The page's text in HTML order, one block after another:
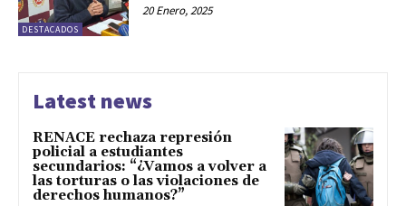
DESTACADOS
20 Enero, 2025
Latest news
RENACE rechaza represión
policial a estudiantes
secundarios: “¿Vamos a volver a
las torturas o las violaciones de
derechos humanos?”